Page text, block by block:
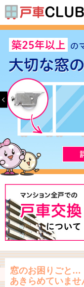
窓のお困りごと…
あきらめていませ